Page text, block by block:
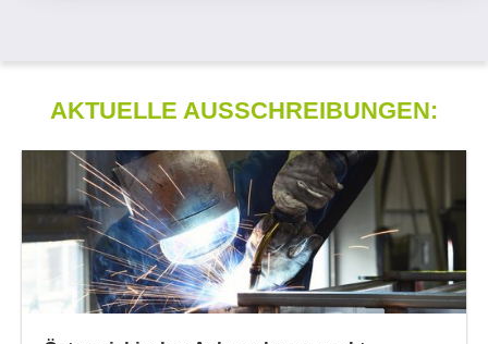
AKTUELLE AUSSCHREIBUNGEN: